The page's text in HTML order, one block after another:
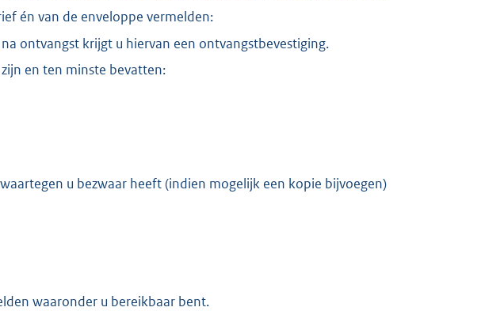
b
én van de enveloppe vermelden:
na ontvangst krijgt u hiervan een ontvangstbevestiging.
en ten minste bevatten:
u bezwaar heeft (indien mogelijk een kopie bijvoegen)
waaronder u bereikbaar bent.